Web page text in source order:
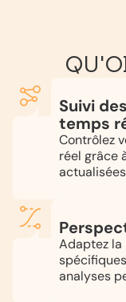
Suivi
temps
Contrôlez
réel grâce
Adaptez la
analyses